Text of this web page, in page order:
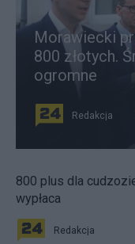
Morawiecki
800 złotych.
ogromne
Redakcja
800 plus dla
wypłaca
Redakcja